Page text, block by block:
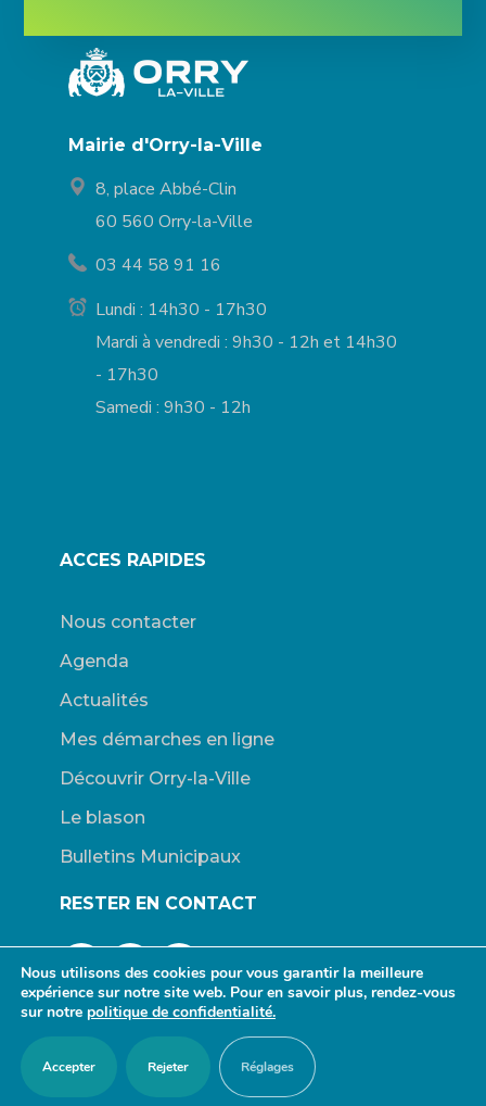
Mairie d'Orry-la-Ville
8, place Abbé-Clin
60 560 Orry-la-Ville
03 44 58 91 16
Lundi : 14h30 - 17h30
Mardi à vendredi : 9h30 - 12h et 14h30
- 17h30
Samedi : 9h30 - 12h
ACCES RAPIDES
Nous contacter
Agenda
Actualités
Mes démarches en ligne
Découvrir Orry-la-Ville
Le blason
Bulletins Municipaux
RESTER EN CONTACT
Connexion Mentions légales
propulsé par Wordpress. | Design :
Nous utilisons des cookies pour vous garantir la meilleure
expérience sur notre site web. Pour en savoir plus, rendez-vous
sur notre politique de confidentialité.
Accepter Rejeter Réglages